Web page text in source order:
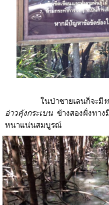
ในป่าชายเลนก็จะมี
อ่าวคุ้งกระเบน ข้างสองฝั่งทา
หนาแน่นสมบูรณ์